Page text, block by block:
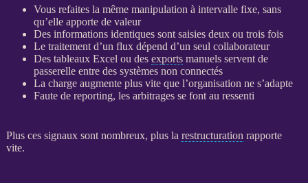
Vous refaites la même manipulation à intervalle fixe, sans
qu’elle apporte de valeur
Des informations identiques sont saisies deux ou trois fois
Le traitement d’un fluxdépend d’un seul collaborateur
Des tableaux Excel ou des exportsmanuels servent de
passerelle entre des systèmes non connectés
La charge augmente plus vite que l’organisation ne s’adapte
Faute de reporting, les arbitrages se font au ressenti
Plus ces signaux sont nombreux, plus la restructuration rapporte
vite.